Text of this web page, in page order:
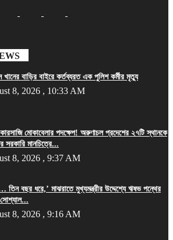
খানের বাড়ির বাইরে কর্তব্যরত এক পুলিশ কর্মীর মৃত্যু
8, 2026 , 10:33 AM
কারসাজি মোকাবেলার পদক্ষেপ! অরুণাচল প্রদেশের ২৭টি স্থানকে
সরকারি মানচিত্রে...
8, 2026 , 9:37 AM
তিন বছর ধরে,’ মাঝরাতে মুখ্যমন্ত্রীর উদ্দেশ্যে ঋষভ পন্থের
সোশ্যাল...
8, 2026 , 9:16 AM